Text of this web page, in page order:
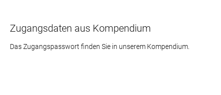
Zugangsdaten aus Kompendium
Das Zugangspasswort finden Sie in unserem Kompendium.